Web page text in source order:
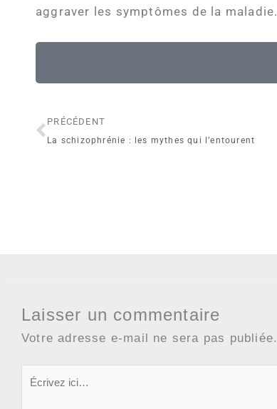
aggraver les symptômes de la maladie.
Précédent
PRÉCÉDENT
La schizophrénie : les mythes qui l’entourent
Laisser un commentaire
Votre adresse e-mail ne sera pas publiée.
Écrivez